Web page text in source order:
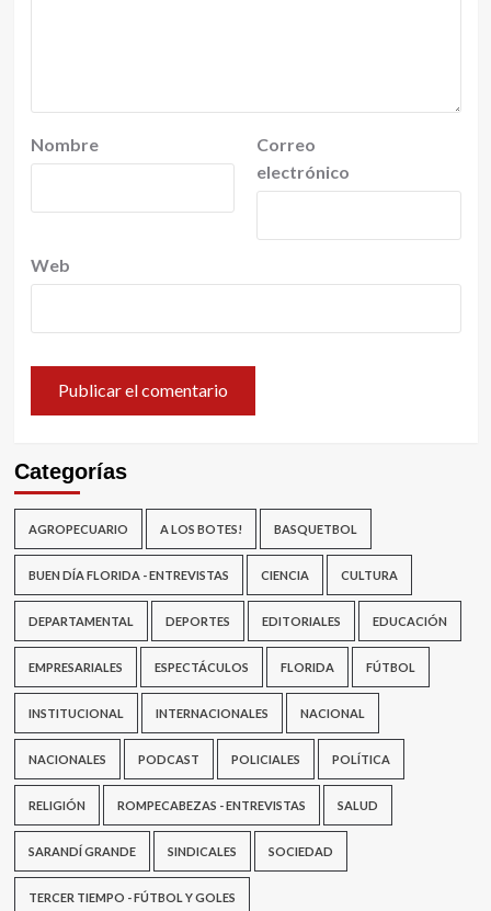
Nombre
Correo
electrónico
Web
Categorías
AGROPECUARIO A LOS BOTES! BASQUETBOL
BUEN DÍA FLORIDA - ENTREVISTAS CIENCIA CULTURA
DEPARTAMENTAL DEPORTES EDITORIALES EDUCACIÓN
EMPRESARIALES ESPECTÁCULOS FLORIDA FÚTBOL
INSTITUCIONAL INTERNACIONALES NACIONAL
NACIONALES PODCAST POLICIALES POLÍTICA
RELIGIÓN ROMPECABEZAS - ENTREVISTAS SALUD
SARANDÍ GRANDE SINDICALES SOCIEDAD
TERCER TIEMPO - FÚTBOL Y GOLES